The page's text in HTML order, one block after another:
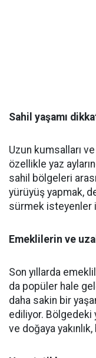
Sahil yaşamı
Uzun kumsalları
özellikle yaz
sahil bölgeleri
yürüyüş yapmak,
sürmek isteyenler
Emeklilerin ve
Son yıllarda
da popüler hale
daha sakin bir
ediliyor. Bölgedeki
ve doğaya